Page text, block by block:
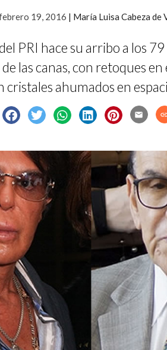
19, 2016 | María Luisa Cabeza de
PRI hace su arribo a los
las canas, con retoques
cristales ahumados en
email